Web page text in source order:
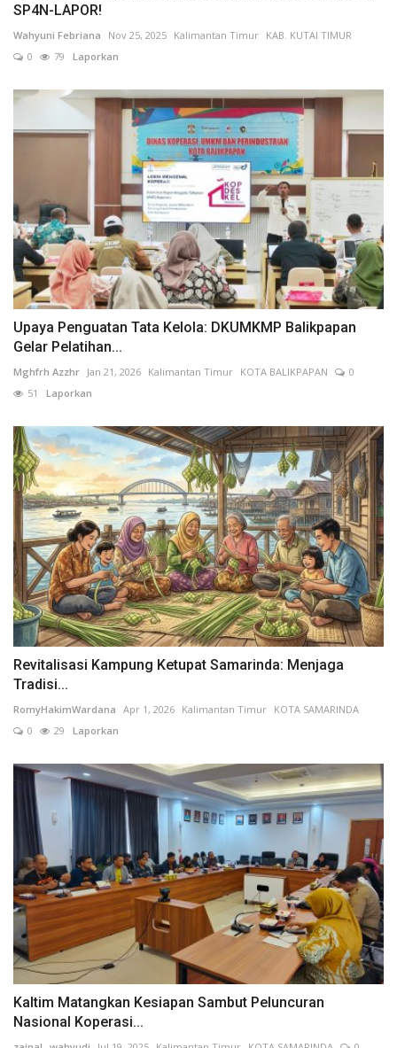
SP4N-LAPOR!
Wahyuni Febriana Nov 25, 2025 Kalimantan Timur KAB. KUTAI TIMUR
0
79 Laporkan
Upaya Penguatan Tata Kelola: DKUMKMP Balikpapan
Gelar Pelatihan...
Mghfrh Azzhr Jan 21, 2026 Kalimantan Timur KOTA BALIKPAPAN
0
51
Laporkan
Revitalisasi Kampung Ketupat Samarinda: Menjaga
Tradisi...
RomyHakimWardana Apr 1, 2026 Kalimantan Timur KOTA SAMARINDA
0
29 Laporkan
Kaltim Matangkan Kesiapan Sambut Peluncuran
Nasional Koperasi...